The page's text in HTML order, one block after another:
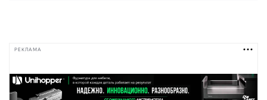
РЕКЛАМА